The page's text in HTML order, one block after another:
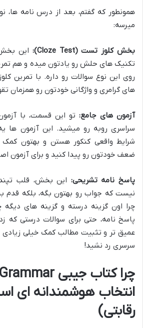
همونطور که گفتم، بعد از درس نامه ها،
میرسه:
بخش کلوز تست (Cloze Test):
این
تکنیک های حلش رو یادتون میده و هم
روی این نوع سوالات رو داره. با تمرین
های گرامری و واژگانی خودتون رو همزمان
آزمون های جامع: تو این قسمت، با
سراسری روبه رو میشید. این آزمون ها
شرایط واقعی کنکور هستن و بهتون
ضعف خودتون رو پیدا کنید و برای آزمون
پاسخ نامه تشریحی: این بخش، قلب
نیست که جواب رو بهتون بگه، بلکه قدم
چرا اون گزینه درسته و گزینه های
پاسخ نامه، حتی برای سوالات درستی که
عمیق تر و تثبیت مطالب کمک خیلی زیادی
سرسری رد نشید!
انتخاب هوشمندانه ای
رقابتی)